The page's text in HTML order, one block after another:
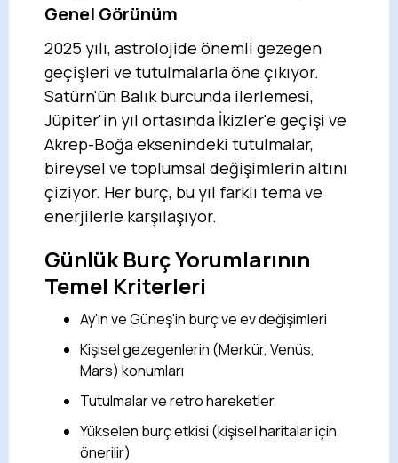
Genel Görünüm
2025 yılı, astrolojide önemli gezegen
geçişleri ve tutulmalarla öne çıkıyor.
Satürn'ün Balık burcunda ilerlemesi,
Jüpiter'in yıl ortasında İkizler'e geçişi ve
Akrep-Boğa eksenindeki tutulmalar,
bireysel ve toplumsal değişimlerin altını
çiziyor. Her burç, bu yıl farklı tema ve
enerjilerle karşılaşıyor.
Günlük Burç Yorumlarının
Temel Kriterleri
Ay'ın ve Güneş'in burç ve ev değişimleri
Kişisel gezegenlerin (Merkür, Venüs,
Mars) konumları
Tutulmalar ve retro hareketler
Yükselen burç etkisi (kişisel haritalar için
önerilir)